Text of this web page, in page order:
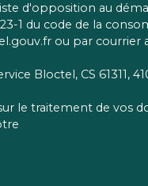
d'opposition au
1 du code de la
ou par courrier
Bloctel, CS 61311,
le traitement de vos